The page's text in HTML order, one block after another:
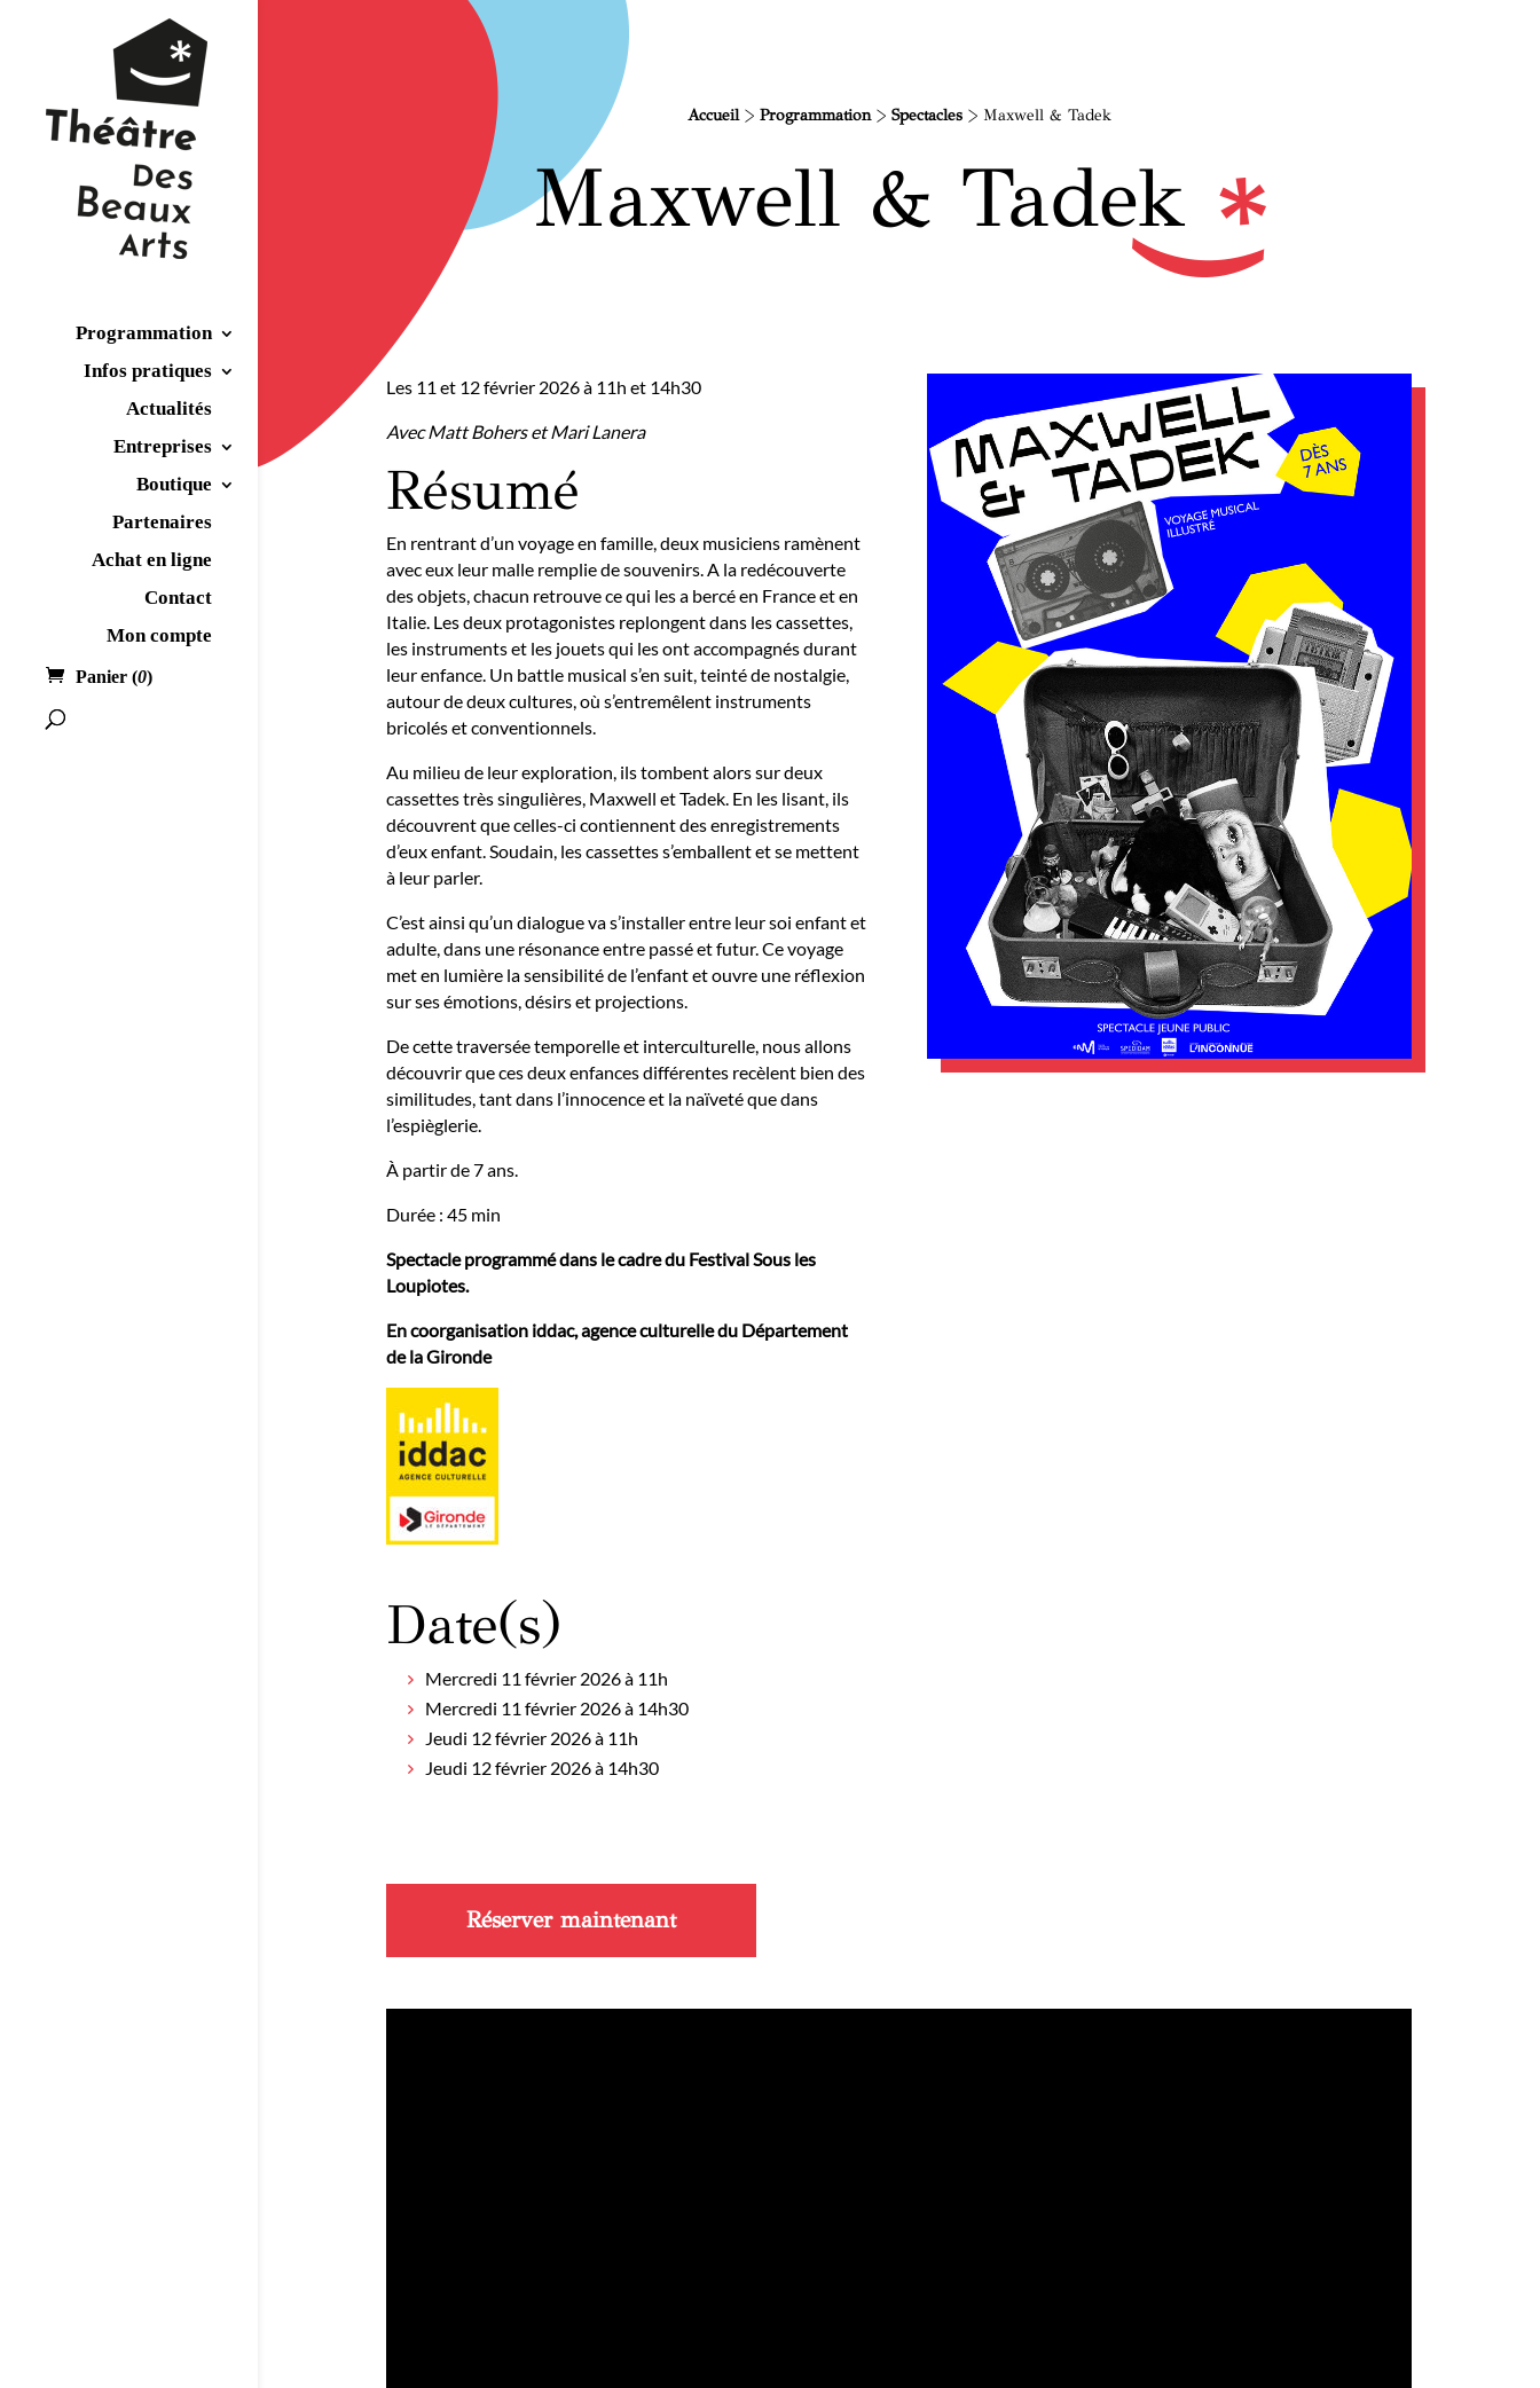
Programmation
Infos pratiques
Actualités
Entreprises
Boutique
Partenaires
Achat en ligne
Contact
Mon compte
Panier (0)
Accueil> Programmation> Spectacles> Maxwell & Tadek
Maxwell & Tadek
Les 11 et 12 février 2026 à 11h et 14h30
Avec Matt Bohers et Mari Lanera
Résumé
En rentrant d’un voyage en famille, deux musiciens ramènent
avec eux leur malle remplie de souvenirs. A la redécouverte
des objets, chacun retrouve ce qui les a bercé en France et en
Italie. Les deux protagonistes replongent dans les cassettes,
les instruments et les jouets qui les ont accompagnés durant
leur enfance. Un battle musical s’en suit, teinté de nostalgie,
autour de deux cultures, où s’entremêlent instruments
bricolés et conventionnels.
Au milieu de leur exploration, ils tombent alors sur deux
cassettes très singulières, Maxwell et Tadek. En les lisant, ils
découvrent que celles-ci contiennent des enregistrements
d’eux enfant. Soudain, les cassettes s’emballent et se mettent
à leur parler.
C’est ainsi qu’un dialogue va s’installer entre leur soi enfant et
adulte, dans une résonance entre passé et futur. Ce voyage
met en lumière la sensibilité de l’enfant et ouvre une réflexion
sur ses émotions, désirs et projections.
De cette traversée temporelle et interculturelle, nous allons
découvrir que ces deux enfances différentes recèlent bien des
similitudes, tant dans l’innocence et la naïveté que dans
l’espièglerie.
À partir de 7 ans.
Durée : 45 min
Spectacle programmé dans le cadre du Festival Sous les
Loupiotes.
En coorganisation iddac, agence culturelle du Département
de la Gironde
Date(s)
Mercredi 11 février 2026 à 11h
Mercredi 11 février 2026 à 14h30
Jeudi 12 février 2026 à 11h
Jeudi 12 février 2026 à 14h30
Réserver maintenant